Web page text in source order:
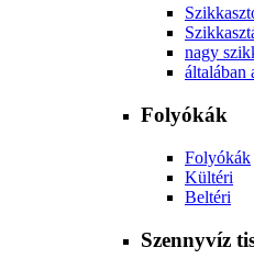
nagy
általában
Folyókák
Folyókák
Kültéri
Beltéri
Szennyvíz